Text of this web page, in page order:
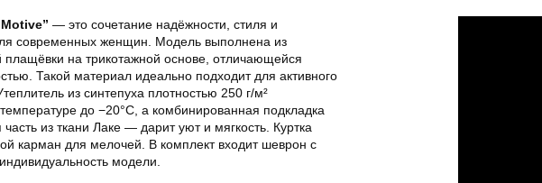
— это сочетание надёжности, стиля и
современных женщин. Модель выполнена из
на трикотажной основе, отличающейся
Такой материал идеально подходит для активного
из синтепуха плотностью 250 г/м²
до −20°C, а комбинированная подкладка
из ткани Лаке — дарит уют и мягкость. Куртка
карман для мелочей. В комплект входит шеврон с
модели.